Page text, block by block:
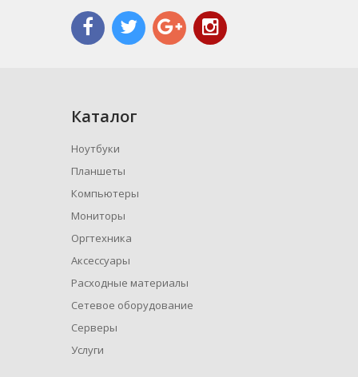
Каталог
Ноутбуки
Планшеты
Компьютеры
Мониторы
Оргтехника
Аксессуары
Расходные материалы
Сетевое оборудование
Серверы
Услуги